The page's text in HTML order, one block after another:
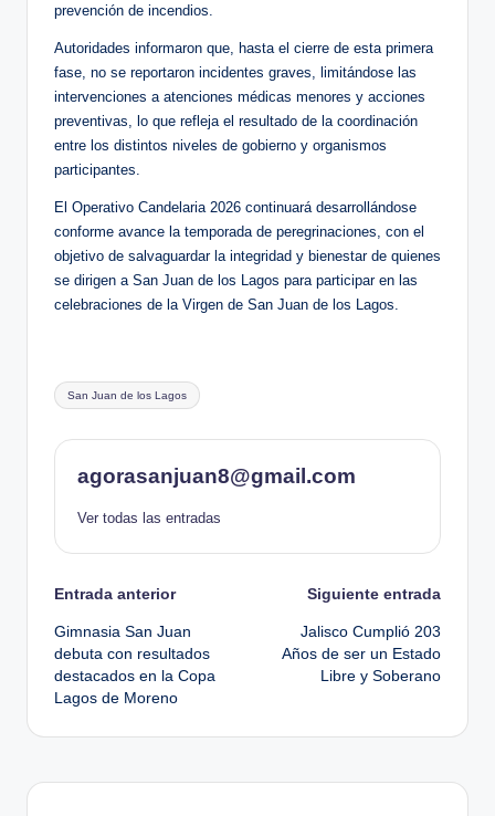
prevención de incendios.
Autoridades informaron que, hasta el cierre de esta primera
fase, no se reportaron incidentes graves, limitándose las
intervenciones a atenciones médicas menores y acciones
preventivas, lo que refleja el resultado de la coordinación
entre los distintos niveles de gobierno y organismos
participantes.
El Operativo Candelaria 2026 continuará desarrollándose
conforme avance la temporada de peregrinaciones, con el
objetivo de salvaguardar la integridad y bienestar de quienes
se dirigen a San Juan de los Lagos para participar en las
celebraciones de la Virgen de San Juan de los Lagos.
Etiquetas:
San Juan de los Lagos
agorasanjuan8@gmail.com
Ver todas las entradas
Navegación
de
entradas
Entrada anterior
Gimnasia San Juan
debuta con resultados
destacados en la Copa
Lagos de Moreno
Siguiente entrada
Jalisco Cumplió 203
Años de ser un Estado
Libre y Soberano